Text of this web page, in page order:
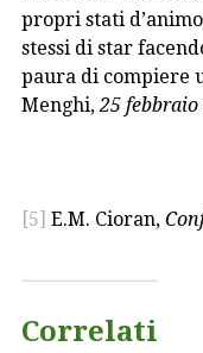
propri stati
stessi di star
paura di compiere
Menghi, 25 febbraio
[5] E.M. Cioran,
Correlati